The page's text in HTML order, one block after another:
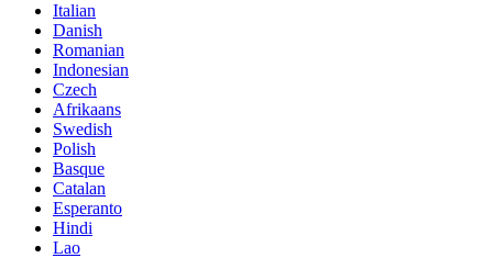
Italian
Danish
Romanian
Indonesian
Czech
Afrikaans
Swedish
Polish
Basque
Catalan
Esperanto
Hindi
Lao